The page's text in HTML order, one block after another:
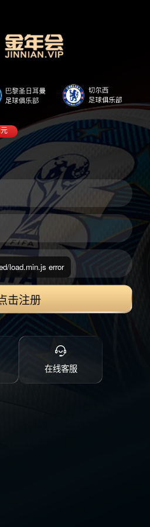
击注册
在线客服
load.min.js error